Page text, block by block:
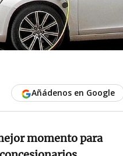
Añádenos en Google
momento para